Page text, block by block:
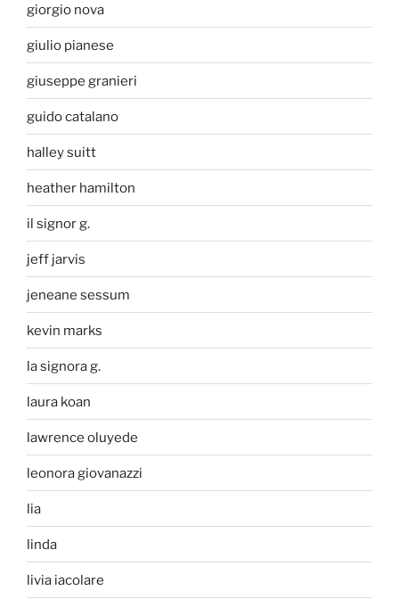
giorgio nova
giulio pianese
giuseppe granieri
guido catalano
halley suitt
heather hamilton
il signor g.
jeff jarvis
jeneane sessum
kevin marks
la signora g.
laura koan
lawrence oluyede
leonora giovanazzi
lia
linda
livia iacolare